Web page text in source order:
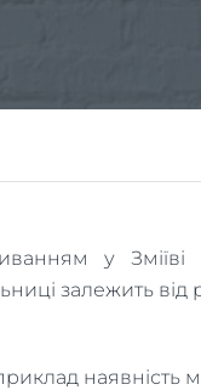
у Зміїві
залежить від
наявність